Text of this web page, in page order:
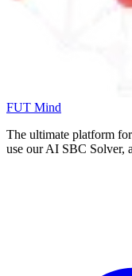
FUT Mind
The ultimate platform
use our AI SBC Solver,